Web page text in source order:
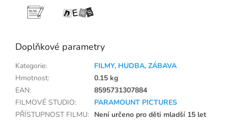
Doplňkové parametry
Kategorie:
FILMY, HUDBA, ZÁBAVA
Hmotnost:
0.15 kg
EAN:
8595731307884
FILMOVÉ STUDIO:
PARAMOUNT PICTURES
PŘÍSTUPNOST FILMU: Není určeno pro děti mladší 15 let